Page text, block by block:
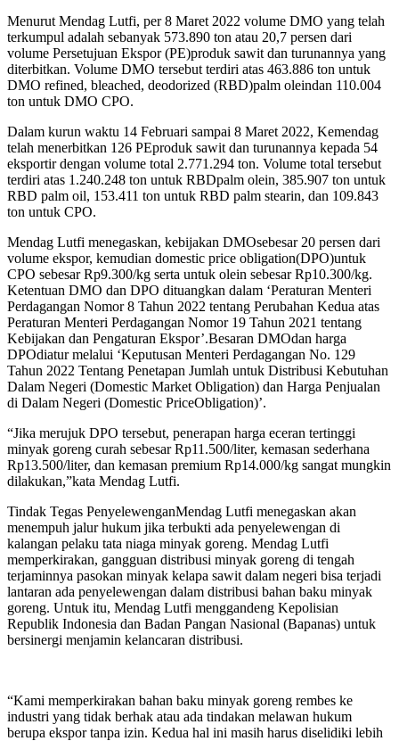
Menurut Mendag Lutfi, per 8 Maret 2022 volume DMO yang telah
terkumpul adalah sebanyak 573.890 ton atau 20,7 persen dari
volume Persetujuan Ekspor (PE)produk sawit dan turunannya yang
diterbitkan. Volume DMO tersebut terdiri atas 463.886 ton untuk
DMO refined, bleached, deodorized (RBD)palm oleindan 110.004
ton untuk DMO CPO.
Dalam kurun waktu 14 Februari sampai 8 Maret 2022, Kemendag
telah menerbitkan 126 PEproduk sawit dan turunannya kepada 54
eksportir dengan volume total 2.771.294 ton. Volume total tersebut
terdiri atas 1.240.248 ton untuk RBDpalm olein, 385.907 ton untuk
RBD palm oil, 153.411 ton untuk RBD palm stearin, dan 109.843
ton untuk CPO.
Mendag Lutfi menegaskan, kebijakan DMOsebesar 20 persen dari
volume ekspor, kemudian domestic price obligation(DPO)untuk
CPO sebesar Rp9.300/kg serta untuk olein sebesar Rp10.300/kg.
Ketentuan DMO dan DPO dituangkan dalam ‘Peraturan Menteri
Perdagangan Nomor 8 Tahun 2022 tentang Perubahan Kedua atas
Peraturan Menteri Perdagangan Nomor 19 Tahun 2021 tentang
Kebijakan dan Pengaturan Ekspor’.Besaran DMOdan harga
DPOdiatur melalui ‘Keputusan Menteri Perdagangan No. 129
Tahun 2022 Tentang Penetapan Jumlah untuk Distribusi Kebutuhan
Dalam Negeri (Domestic Market Obligation) dan Harga Penjualan
di Dalam Negeri (Domestic PriceObligation)’.
“Jika merujuk DPO tersebut, penerapan harga eceran tertinggi
minyak goreng curah sebesar Rp11.500/liter, kemasan sederhana
Rp13.500/liter, dan kemasan premium Rp14.000/kg sangat mungkin
dilakukan,”kata Mendag Lutfi.
Tindak Tegas PenyelewenganMendag Lutfi menegaskan akan
menempuh jalur hukum jika terbukti ada penyelewengan di
kalangan pelaku tata niaga minyak goreng. Mendag Lutfi
memperkirakan, gangguan distribusi minyak goreng di tengah
terjaminnya pasokan minyak kelapa sawit dalam negeri bisa terjadi
lantaran ada penyelewengan dalam distribusi bahan baku minyak
goreng. Untuk itu, Mendag Lutfi menggandeng Kepolisian
Republik Indonesia dan Badan Pangan Nasional (Bapanas) untuk
bersinergi menjamin kelancaran distribusi.
“Kami memperkirakan bahan baku minyak goreng rembes ke
industri yang tidak berhak atau ada tindakan melawan hukum
berupa ekspor tanpa izin. Kedua hal ini masih harus diselidiki lebih